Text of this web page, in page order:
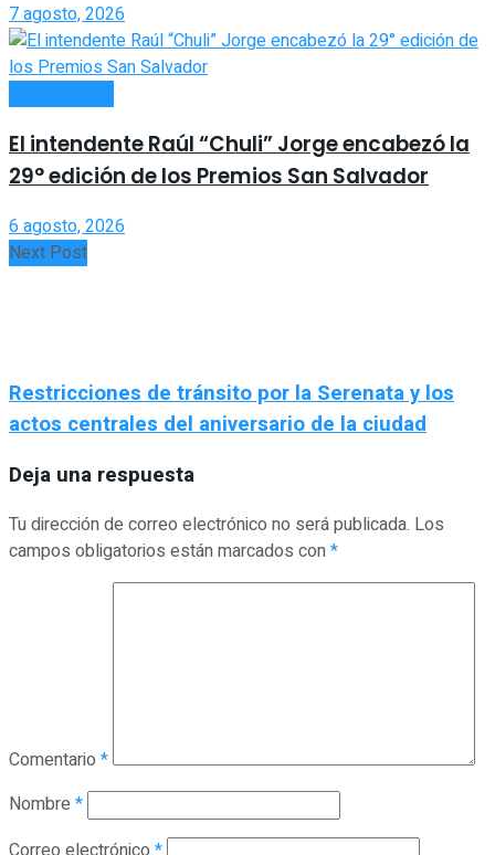
7 agosto, 2026
El intendente Raúl “Chuli” Jorge encabezó la
29° edición de los Premios San Salvador
6 agosto, 2026
Next Post
Restricciones de tránsito por la Serenata y los
actos centrales del aniversario de la ciudad
Deja una respuesta
Tu dirección de correo electrónico no será publicada. Los
campos obligatorios están marcados con*
Comentario *
Nombre *